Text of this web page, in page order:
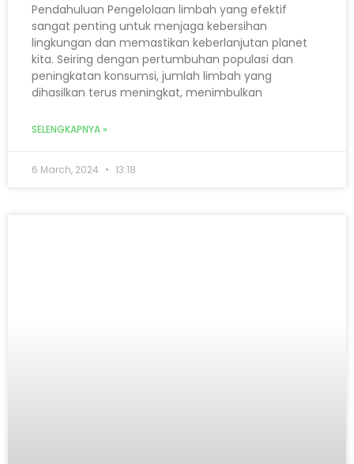
Pendahuluan Pengelolaan limbah yang efektif
sangat penting untuk menjaga kebersihan
lingkungan dan memastikan keberlanjutan planet
kita. Seiring dengan pertumbuhan populasi dan
peningkatan konsumsi, jumlah limbah yang
dihasilkan terus meningkat, menimbulkan
SELENGKAPNYA »
6 March, 2024 13:18